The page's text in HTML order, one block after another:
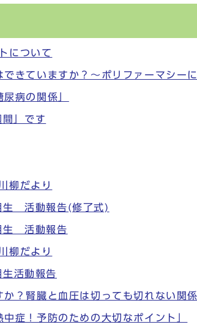
について
きていますか？～ポリファーマシーに
病の関係」
」です
柳だより
活動報告(修了式)
活動報告
柳だより
活動報告
？腎臓と血圧は切っても切れない関係
症！予防のための大切なポイント」